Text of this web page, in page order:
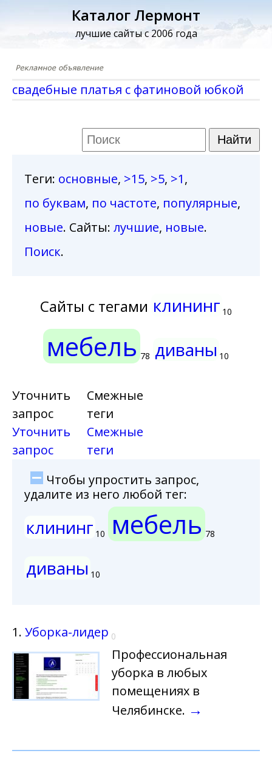
Каталог Лермонт
лучшие сайты с 2006 года
свадебные платья с фатиновой юбкой
Теги: основные, >15, >5, >1,
по буквам, по частоте, популярные,
новые. Сайты: лучшие, новые.
Поиск.
Сайты с тегами клининг 10
мебель 78 диваны 10
Уточнить
запрос
Уточнить
запрос
Смежные
теги
Смежные
теги
Чтобы упростить запрос,
удалите из него любой тег:
клининг 10 мебель 78
диваны 10
1. Уборка-лидер 0
Профессиональная
уборка в любых
помещениях в
Челябинске. →